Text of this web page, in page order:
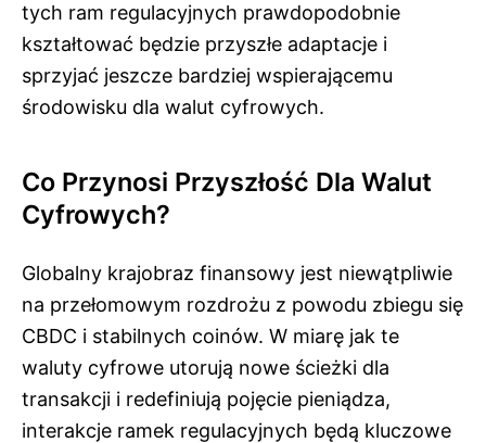
tych ram regulacyjnych prawdopodobnie
kształtować będzie przyszłe adaptacje i
sprzyjać jeszcze bardziej wspierającemu
środowisku dla walut cyfrowych.
Co Przynosi Przyszłość Dla Walut
Cyfrowych?
Globalny krajobraz finansowy jest niewątpliwie
na przełomowym rozdrożu z powodu zbiegu się
CBDC i stabilnych coinów. W miarę jak te
waluty cyfrowe utorują nowe ścieżki dla
transakcji i redefiniują pojęcie pieniądza,
interakcje ramek regulacyjnych będą kluczowe